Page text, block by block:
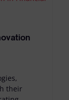
their